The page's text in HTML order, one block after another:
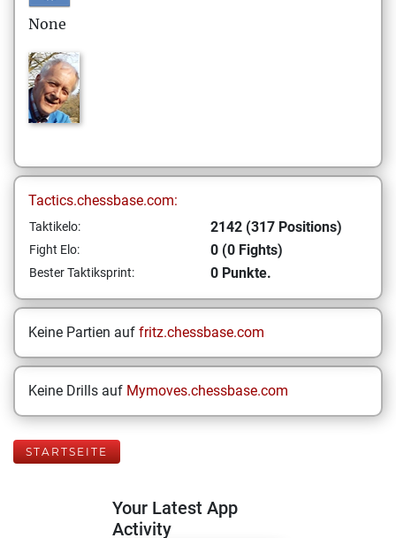
None
Tactics.chessbase.com:
Taktikelo: 2142 (317 Positions)
Fight Elo: 0 (0 Fights)
Bester Taktiksprint: 0 Punkte.
Keine Partien auf fritz.chessbase.com
Keine Drills auf Mymoves.chessbase.com
STARTSEITE
Your Latest App
Activity